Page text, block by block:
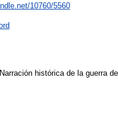
10760/5560
histórica de la guerra